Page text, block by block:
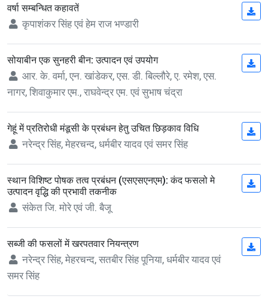
वर्षा सम्बन्धित कहावतें
कृपाशंकर सिंह एवं हेम राज भण्डारी
सोयाबीन एक सुनहरी बीन: उत्पादन एवं उपयोग
आर. के. वर्मा, एन. खांडेकर, एस. डी. बिल्लौरे, ए. रमेश, एस.
नागर, शिवाकुमार एम., राघवेन्द्र एम. एवं सुभाष चंद्रा
गेहूं में प्रतिरोधी मंडूसी के प्रबंधन हेतु उचित छिड़काव विधि
नरेन्द्र सिंह, मेहरचन्द, धर्मबीर यादव एवं समर सिंह
स्थान विशिष्ट पोषक तत्व प्रबंधन (एसएसएनएम): कंद फसलो मे
उत्पादन वृद्धि की प्रभावी तकनीक
संकेत जि. मोरे एवं जी. बैजू
सब्जी की फसलों में खरपतवार नियन्त्रण
नरेन्द्र सिंह, मेहरचन्द, सतबीर सिंह पूनिया, धर्मबीर यादव एवं
समर सिंह